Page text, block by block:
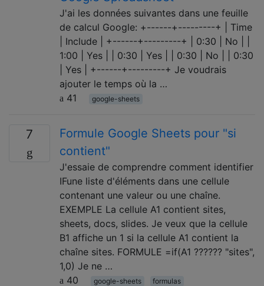
J'ai les données suivantes dans une feuille
de calcul Google: +------+---------+ | Time
| Include | +------+---------+ | 0:30 | No | |
1:00 | Yes | | 0:30 | Yes | | 0:30 | No | | 0:30
| Yes | +------+---------+ Je voudrais
ajouter le temps où la …
41
google-sheets
7
Formule Google Sheets pour "si
contient"
J'essaie de comprendre comment identifier
IFune liste d'éléments dans une cellule
contenant une valeur ou une chaîne.
EXEMPLE La cellule A1 contient sites,
sheets, docs, slides. Je veux que la cellule
B1 affiche un 1 si la cellule A1 contient la
chaîne sites. FORMULE =if(A1 ?????? "sites",
1,0) Je ne …
40
google-sheets
formulas